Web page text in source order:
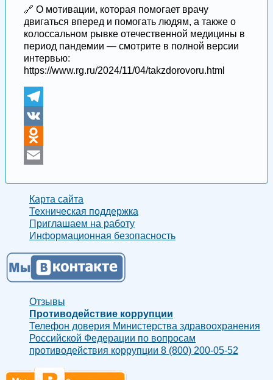
🔗 О мотивации, которая помогает врачу
двигаться вперед и помогать людям, а также о
колоссальном рывке отечественной медицины в
период пандемии — смотрите в полной версии
интервью:
https://www.rg.ru/2024/11/04/takzdorovoru.html
Telegram
VK
Odnoklassniki
Карта сайта
Техническая поддержка
Приглашаем на работу
Информационная безопасность
Отзывы
Противодействие коррупции
Телефон доверия Министерства здравоохранения
Российской Федерации по вопросам
противодействия коррупции 8 (800) 200-05-52